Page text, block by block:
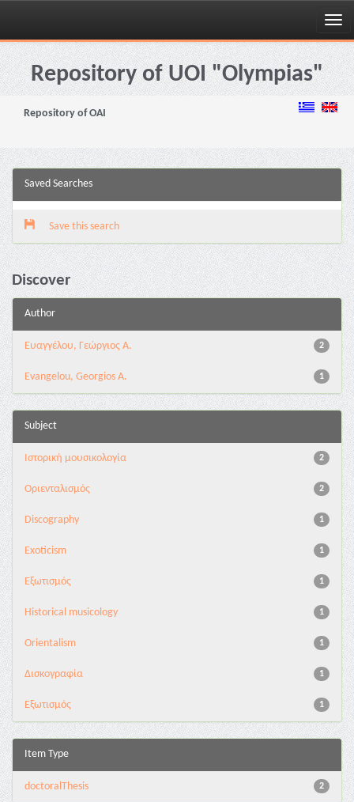
Skip
navigationRepository of UOI "Olympias"
Repository of OAI
Saved Searches
Save this search
Discover
Author
2
Ευαγγέλου, Γεώργιος Α.
1
Evangelou, Georgios A.
Subject
2
Ιστορική μουσικολογία
2
Οριενταλισμός
1
Discography
1
Exoticism
1
Eξωτισμός
1
Historical musicology
1
Orientalism
1
Δισκογραφία
1
Εξωτισμός
Item Type
2
doctoralThesis